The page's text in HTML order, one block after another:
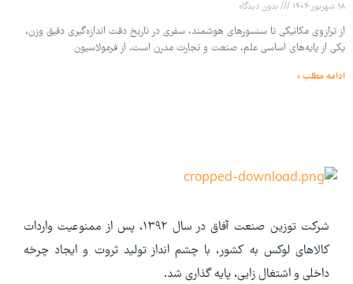
18 شهریور 1404 بدون دیدگاه
از ترازوی مکانیکی تا سنسورهای هوشمند، سفری در تاریخ دقت اندازه‌گیری دقیق وزن،
یکی از پایه‌های اساسی علم، صنعت و تجارت مدرن است. از فرمولاسیون
ادامه مطلب »
شرکت توزین صنعت آفاق در سال 1392، پس از ممنوعیت واردات
کالاهای لوکس به کشور، با چشم انداز تولید ثروت و ایجاد چرخه
داخلی و اشتغال زایی، پایه گذاری شد.